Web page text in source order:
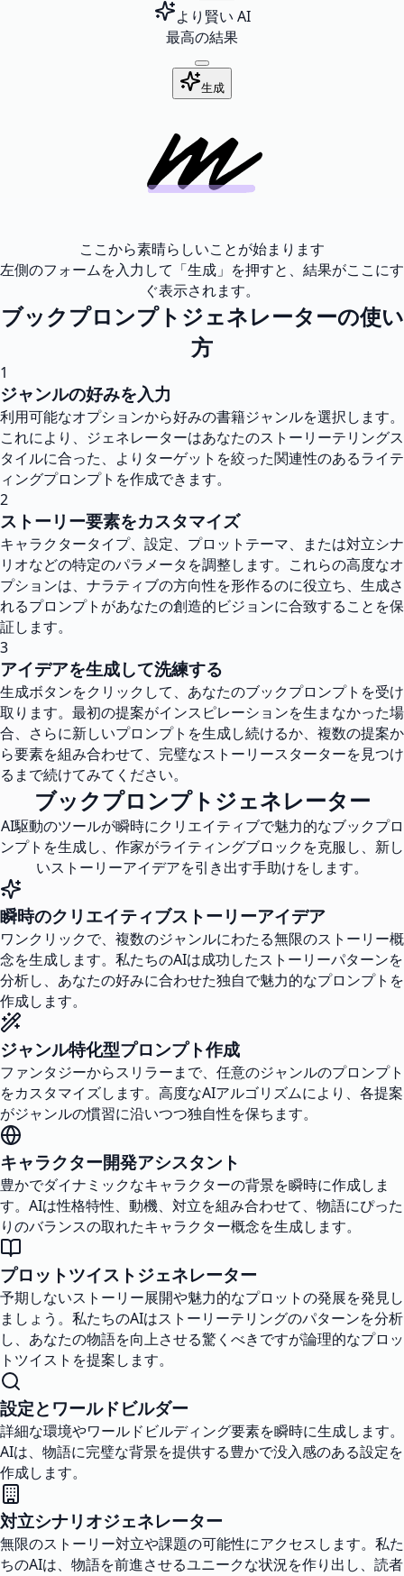
より賢い AI
最高の結果
生成
ここから素晴らしいことが始まります
左側のフォームを入力して「生成」を押すと、結果がここにす
ぐ表示されます。
ブックプロンプトジェネレーターの使い
方
1
ジャンルの好みを入力
利用可能なオプションから好みの書籍ジャンルを選択します。
これにより、ジェネレーターはあなたのストーリーテリングス
タイルに合った、よりターゲットを絞った関連性のあるライテ
ィングプロンプトを作成できます。
2
ストーリー要素をカスタマイズ
キャラクタータイプ、設定、プロットテーマ、または対立シナ
リオなどの特定のパラメータを調整します。これらの高度なオ
プションは、ナラティブの方向性を形作るのに役立ち、生成さ
れるプロンプトがあなたの創造的ビジョンに合致することを保
証します。
3
アイデアを生成して洗練する
生成ボタンをクリックして、あなたのブックプロンプトを受け
取ります。最初の提案がインスピレーションを生まなかった場
合、さらに新しいプロンプトを生成し続けるか、複数の提案か
ら要素を組み合わせて、完璧なストーリースターターを見つけ
るまで続けてみてください。
ブックプロンプトジェネレーター
AI駆動のツールが瞬時にクリエイティブで魅力的なブックプロ
ンプトを生成し、作家がライティングブロックを克服し、新し
いストーリーアイデアを引き出す手助けをします。
瞬時のクリエイティブストーリーアイデア
ワンクリックで、複数のジャンルにわたる無限のストーリー概
念を生成します。私たちのAIは成功したストーリーパターンを
分析し、あなたの好みに合わせた独自で魅力的なプロンプトを
作成します。
ジャンル特化型プロンプト作成
ファンタジーからスリラーまで、任意のジャンルのプロンプト
をカスタマイズします。高度なAIアルゴリズムにより、各提案
がジャンルの慣習に沿いつつ独自性を保ちます。
キャラクター開発アシスタント
豊かでダイナミックなキャラクターの背景を瞬時に作成しま
す。AIは性格特性、動機、対立を組み合わせて、物語にぴった
りのバランスの取れたキャラクター概念を生成します。
プロットツイストジェネレーター
予期しないストーリー展開や魅力的なプロットの発展を発見し
ましょう。私たちのAIはストーリーテリングのパターンを分析
し、あなたの物語を向上させる驚くべきですが論理的なプロッ
トツイストを提案します。
設定とワールドビルダー
詳細な環境やワールドビルディング要素を瞬時に生成します。
AIは、物語に完璧な背景を提供する豊かで没入感のある設定を
作成します。
対立シナリオジェネレーター
無限のストーリー対立や課題の可能性にアクセスします。私た
ちのAIは、物語を前進させるユニークな状況を作り出し、読者